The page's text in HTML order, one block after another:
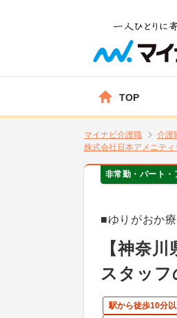
TOP
マイナビ介護職 介護
株式会社日本アメニテ
非常勤・パート・
■ゆりがおか
【神奈
スタッフ
駅から徒歩10分